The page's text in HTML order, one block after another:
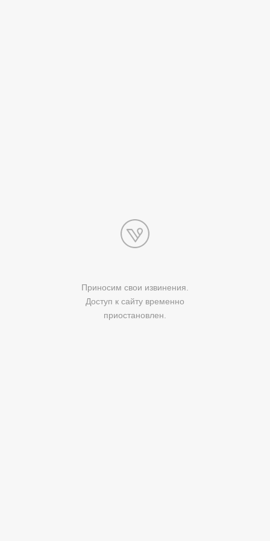
Приносим свои извинения.
Доступ к сайту временно
приостановлен.